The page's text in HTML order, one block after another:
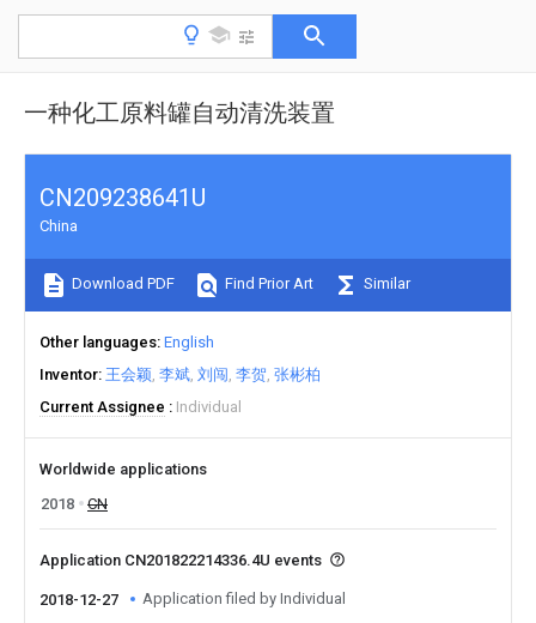
一种化工原料罐自动清洗装置
CN209238641U
China
Download PDF Find Prior Art Similar
Other languages English
Inventor 王会颖 李斌 刘闯 李贺 张彬柏
Current Assignee
Individual
Worldwide applications
2018
CN
Application CN201822214336.4U events
2018-12-27 Application filed by Individual